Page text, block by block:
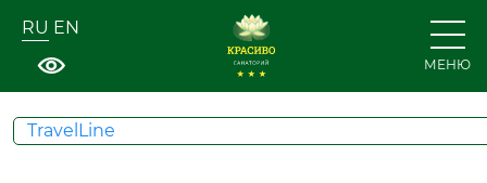
RU EN
МЕНЮ
TravelLine